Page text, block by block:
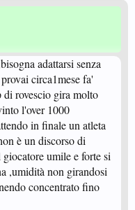
adattarsi senza
circa1mese fa'
di rovescio gira molto
l'over 1000
in finale un atleta
è un discorso di
umile e forte si
,umidità non girandosi
concentrato fino